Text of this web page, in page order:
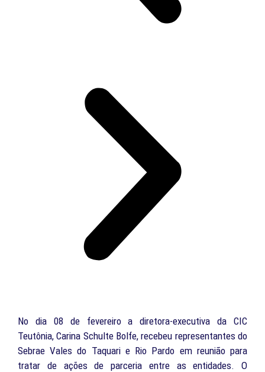
No dia 08 de fevereiro a diretora-executiva da CIC
Teutônia, Carina Schulte Bolfe, recebeu representantes do
Sebrae Vales do Taquari e Rio Pardo em reunião para
tratar de ações de parceria entre as entidades. O